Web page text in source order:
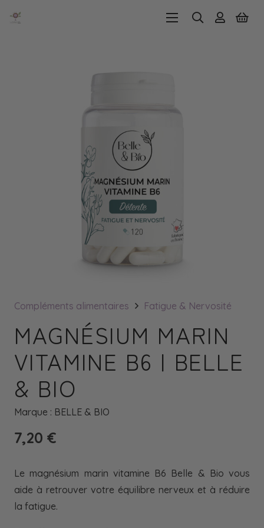
Compléments alimentaires Fatigue & Nervosité
MAGNÉSIUM MARIN
VITAMINE B6 | BELLE
& BIO
Marque : BELLE & BIO
7,20 €
Le magnésium marin vitamine B6 Belle & Bio vous
aide à retrouver votre équilibre nerveux et à réduire
la fatigue.